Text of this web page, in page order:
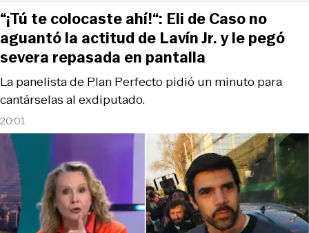
20:01
La panelista de Plan Perfecto pidió un minuto para
cantárselas al exdiputado.
“¡Tú te colocaste ahí!“: Eli de Caso no
aguantó la actitud de Lavín Jr. y le pegó
severa repasada en pantalla